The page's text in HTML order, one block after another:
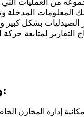
من العمليات
بشكل كبير
لمتابعة
ولبرمجيات وتطبيقات وأنظمة المحاسبة والكاشير فوائد متعددة منها:
إدارة المخازن